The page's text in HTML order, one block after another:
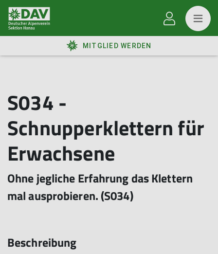
MITGLIED WERDEN
S034 -
Schnupperklettern für
Erwachsene
Ohne jegliche Erfahrung das Klettern
mal ausprobieren. (S034)
Beschreibung